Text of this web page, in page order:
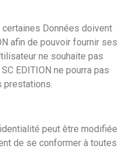
Données doivent
afin de pouvoir fournir ses
ne souhaite pas
EDITION ne pourra pas
prestations.
peut être modifiée
de se conformer à toutes